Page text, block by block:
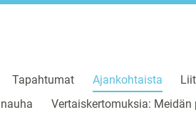
Tapahtumat Ajankohtaista
Vertaiskertomuksia: Meidän